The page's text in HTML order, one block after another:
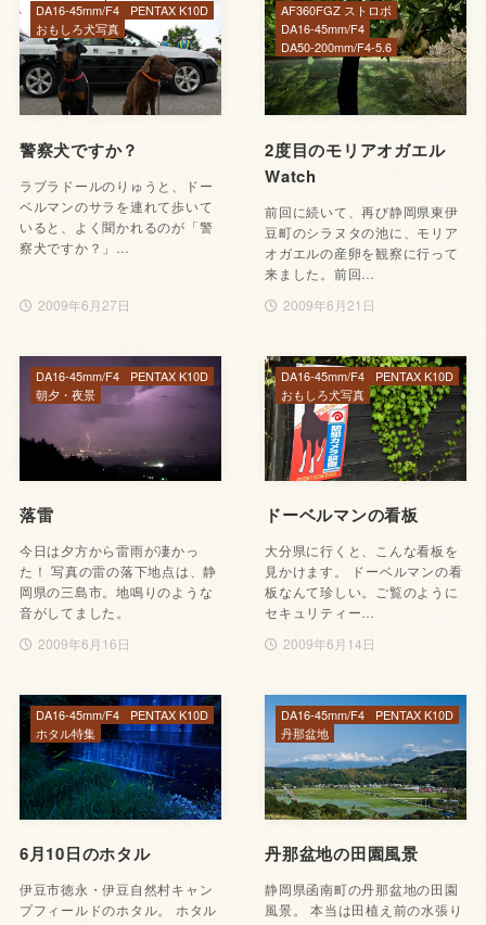
警察犬ですか？
ラブラドールのりゅうと、ドー
ベルマンのサラを連れて歩いて
いると、よく聞かれるのが「警
察犬ですか？」…
2009年6月27日
DA16-45mm/F4
PENTAX K10D
おもしろ犬写真
2度目のモリアオガエル
Watch
前回に続いて、再び静岡県東伊
豆町のシラヌタの池に、モリア
オガエルの産卵を観察に行って
来ました。前回…
2009年6月21日
AF360FGZ ストロボ
DA16-45mm/F4
DA50-200mm/F4-5.6
落雷
今日は夕方から雷雨が凄かっ
た！ 写真の雷の落下地点は、静
岡県の三島市。地鳴りのような
音がしてました。
2009年6月16日
DA16-45mm/F4
PENTAX K10D
朝夕・夜景
ドーベルマンの看板
大分県に行くと、こんな看板を
見かけます。 ドーベルマンの看
板なんて珍しい。ご覧のように
セキュリティー…
2009年6月14日
DA16-45mm/F4
PENTAX K10D
おもしろ犬写真
6月10日のホタル
伊豆市徳永・伊豆自然村キャン
プフィールドのホタル。 ホタル
DA16-45mm/F4
PENTAX K10D
ホタル特集
丹那盆地の田園風景
静岡県函南町の丹那盆地の田園
風景。 本当は田植え前の水張り
DA16-45mm/F4
PENTAX K10D
丹那盆地